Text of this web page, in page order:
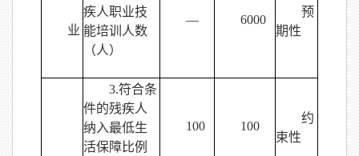
业
疾人职业技
能培训人数
（人）
— 6000
预
期性
3.符合条
件的残疾人
纳入最低生
活保障比例
100 100
约
束性